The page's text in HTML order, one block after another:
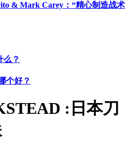
& Mark Carey：“精心制造战术
么？
个好？
:日本刀